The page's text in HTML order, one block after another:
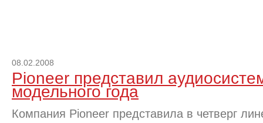
08.02.2008
Pioneer представил
модельного года
Компания Pioneer представила в четверг